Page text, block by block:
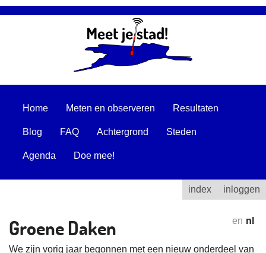
Home Meten en observeren Resultaten
Blog FAQ Achtergrond Steden
Agenda Doe mee!
index inloggen
Groene Daken en nl
We zijn vorig jaar begonnen met een nieuw onderdeel van